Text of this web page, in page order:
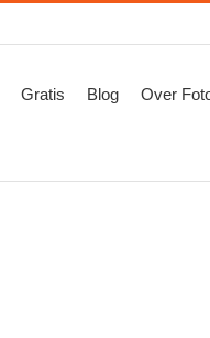
Gratis Blog Over